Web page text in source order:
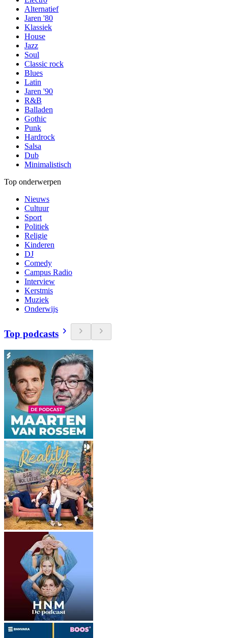
Alternatief
Jaren '80
Klassiek
House
Jazz
Soul
Classic rock
Blues
Latin
Jaren '90
R&B
Balladen
Gothic
Punk
Hardrock
Salsa
Dub
Minimalistisch
Top onderwerpen
Nieuws
Cultuur
Sport
Politiek
Religie
Kinderen
DJ
Comedy
Campus Radio
Interview
Kerstmis
Muziek
Onderwijs
Top podcasts